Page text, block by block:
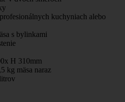
kuchyniach alebo
s bylinkami
H 310mm
kg mäsa naraz